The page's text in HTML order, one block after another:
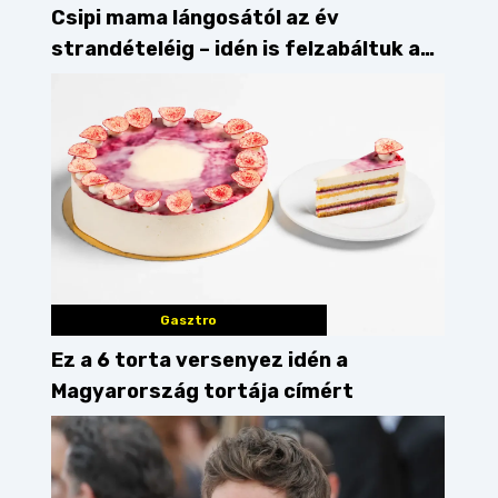
Csipi mama lángosától az év
strandételéig – idén is felzabáltuk a
Gasztro
Ez a 6 torta versenyez idén a
Magyarország tortája címért